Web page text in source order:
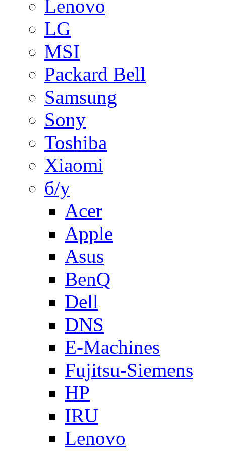
Lenovo
LG
MSI
Packard Bell
Samsung
Sony
Toshiba
Xiaomi
б/у
Acer
Apple
Asus
BenQ
Dell
DNS
E-Machines
Fujitsu-Siemens
HP
IRU
Lenovo